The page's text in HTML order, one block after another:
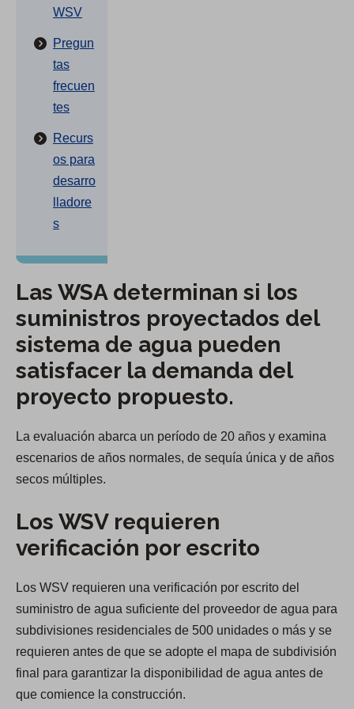
WSV
Pregun
tas
frecuen
tes
Recurs
os para
desarro
lladore
s
Las WSA determinan si los
suministros proyectados del
sistema de agua pueden
satisfacer la demanda del
proyecto propuesto.
La evaluación abarca un período de 20 años y examina
escenarios de años normales, de sequía única y de años
secos múltiples.
Los WSV requieren
verificación por escrito
Los WSV requieren una verificación por escrito del
suministro de agua suficiente del proveedor de agua para
subdivisiones residenciales de 500 unidades o más y se
requieren antes de que se adopte el mapa de subdivisión
final para garantizar la disponibilidad de agua antes de
que comience la construcción.